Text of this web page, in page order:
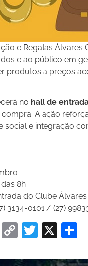
e Regatas
e ao público em
produtos a preços
no hall de
compra. A ação
social e integração
8h
do Clube Álvares
3134-0101 / (27)
WhatsApp
CopyTwitter
X